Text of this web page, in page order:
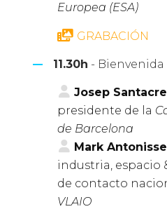
Europea (ESA)
GRABACIÓN
11.30h -
Josep
presidente de la
de Barcelona
Mark
industria, espacio
de contacto
VLAIO